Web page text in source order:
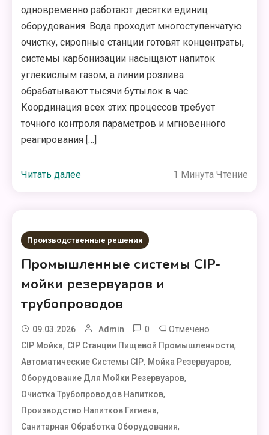
одновременно работают десятки единиц
оборудования. Вода проходит многоступенчатую
очистку, сиропные станции готовят концентраты,
системы карбонизации насыщают напиток
углекислым газом, а линии розлива
обрабатывают тысячи бутылок в час.
Координация всех этих процессов требует
точного контроля параметров и мгновенного
реагирования […]
Читать далее 1 Минута Чтение
Производственные решения
Промышленные системы CIP-
мойки резервуаров и
трубопроводов
09.03.2026 Admin 0 Отмечено
CIP Мойка, CIP Станции Пищевой Промышленности,
Автоматические Системы CIP, Мойка Резервуаров,
Оборудование Для Мойки Резервуаров,
Очистка Трубопроводов Напитков,
Производство Напитков Гигиена,
Санитарная Обработка Оборудования,